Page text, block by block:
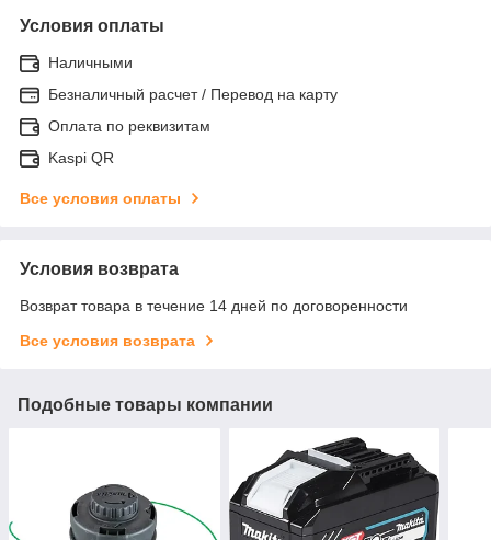
Условия оплаты
Наличными
Безналичный расчет / Перевод на карту
Оплата по реквизитам
Kaspi QR
Все условия оплаты
Условия возврата
Возврат товара в течение 14 дней по договоренности
Все условия возврата
Подобные товары компании